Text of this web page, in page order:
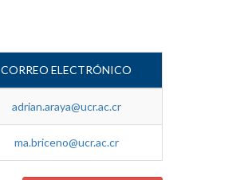
CORREO ELECTRÓNICO
adrian.araya@ucr.ac.cr
ma.briceno@ucr.ac.cr